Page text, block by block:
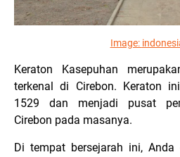
Image:
Keraton Kasepuhan
terkenal di Cirebon. Keraton
1529 dan menjadi pusat
Cirebon pada masanya.
Di tempat bersejarah ini,